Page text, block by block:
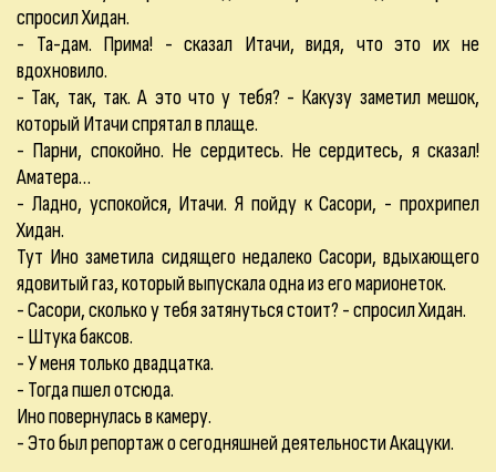
спросил Хидан.
- Та-дам. Прима! - сказал Итачи, видя, что это их не
вдохновило.
- Так, так, так. А это что у тебя? - Какузу заметил мешок,
который Итачи спрятал в плаще.
- Парни, спокойно. Не сердитесь. Не сердитесь, я сказал!
Аматера…
- Ладно, успокойся, Итачи. Я пойду к Сасори, - прохрипел
Хидан.
Тут Ино заметила сидящего недалеко Сасори, вдыхающего
ядовитый газ, который выпускала одна из его марионеток.
- Сасори, сколько у тебя затянуться стоит? - спросил Хидан.
- Штука баксов.
- У меня только двадцатка.
- Тогда пшел отсюда.
Ино повернулась в камеру.
- Это был репортаж о сегодняшней деятельности Акацуки.